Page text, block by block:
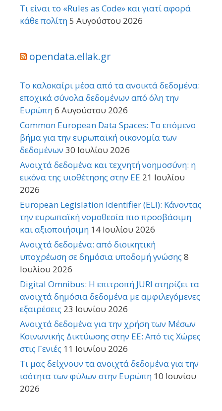
Τι είναι το «Rules as Code» και γιατί αφορά
κάθε πολίτη5 Αυγούστου 2026
opendata.ellak.gr
Το καλοκαίρι μέσα από τα ανοικτά δεδομένα:
εποχικά σύνολα δεδομένων από όλη την
Ευρώπη6 Αυγούστου 2026
Common European Data Spaces: Το επόμενο
βήμα για την ευρωπαϊκή οικονομία των
δεδομένων 30 Ιουλίου 2026
Ανοιχτά δεδομένα και τεχνητή νοημοσύνη: η
εικόνα της υιοθέτησης στην ΕΕ 21 Ιουλίου
2026
European Legislation Identifier (ELI): Κάνοντας
την ευρωπαϊκή νομοθεσία πιο προσβάσιμη
και αξιοποιήσιμη 14 Ιουλίου 2026
Ανοιχτά δεδομένα: από διοικητική
υποχρέωση σε δημόσια υποδομή γνώσης 8
Ιουλίου 2026
Digital Omnibus: Η επιτροπή JURI στηρίζει τα
ανοιχτά δημόσια δεδομένα με αμφιλεγόμενες
εξαιρέσεις 23 Ιουνίου 2026
Ανοιχτά δεδομένα για την χρήση των Μέσων
Κοινωνικής Δικτύωσης στην ΕΕ: Από τις Χώρες
στις Γενιές 11 Ιουνίου 2026
Τι μας δείχνουν τα ανοιχτά δεδομένα για την
ισότητα των φύλων στην Ευρώπη 10 Ιουνίου
2026